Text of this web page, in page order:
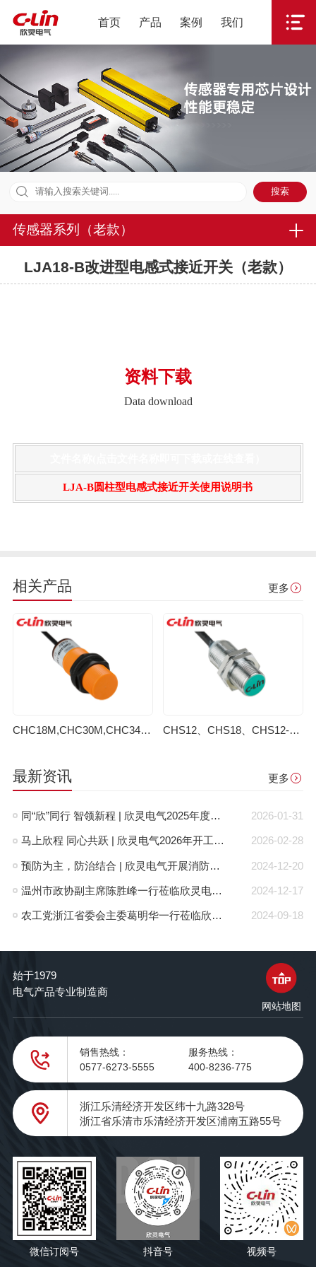
首页 产品 案例 我们
传感器系列（老款）
LJA18-B改进型电感式接近开关（老款）
资料下载
Data download
LJA-B圆柱型电感式接近开关使用说明书
相关产品 更多
CHC18M,CHC30M,CHC34M电容式接近开关(老款） CHS12、CHS18、CHS12-N、CHS18-N磁性接近开关(老款）
最新资讯 更多
2026-01-31
同“欣”同行 智领新程 | 欣灵电气2025年度表彰总结大会暨新年酒会成功举办！
2026-02-28
马上欣程 同心共跃 | 欣灵电气2026年开工大吉！
2024-12-20
预防为主，防治结合 | 欣灵电气开展消防应急预案演练活动
2024-12-17
温州市政协副主席陈胜峰一行莅临欣灵电气调研指导
2024-09-18
农工党浙江省委会主委葛明华一行莅临欣灵电气考察调研
始于1979
电气产品专业制造商
网站地图
销售热线：
0577-6273-5555
服务热线：
400-8236-775
浙江乐清经济开发区纬十九路328号
浙江省乐清市乐清经济开发区浦南五路55号
微信订阅号 抖音号 视频号